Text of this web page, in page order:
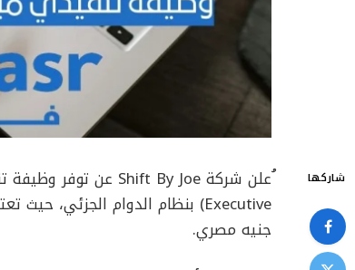
شاركها
جنيه مصري.